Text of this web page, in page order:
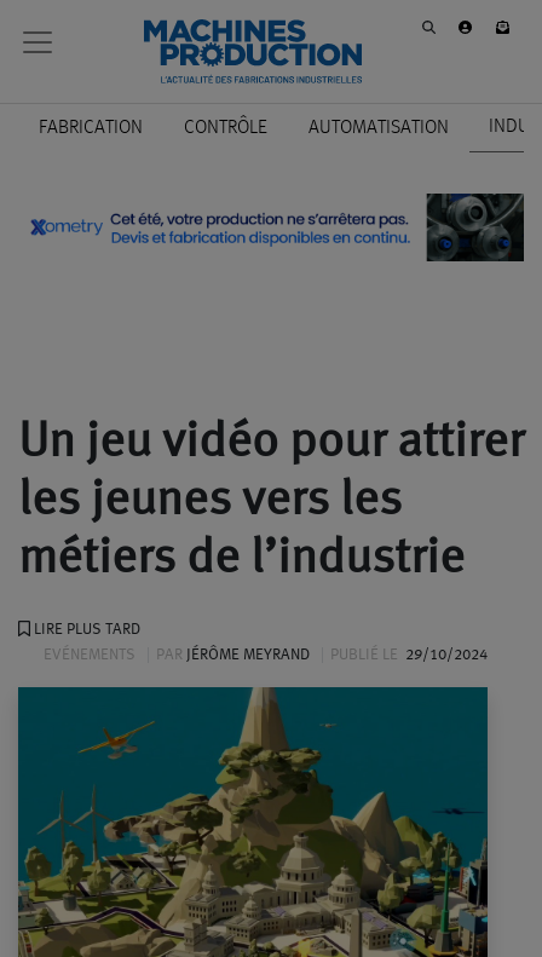
FABRICATION CONTRÔLE AUTOMATISATION
Un jeu vidéo pour attirer
les jeunes vers les
métiers de l’industrie
LIRE PLUS TARD
EVÉNEMENTS
PAR JÉRÔME MEYRAND PUBLIÉ LE 29/10/2024